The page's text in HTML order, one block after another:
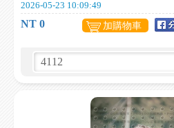
2026-05-23 10:09:49
NT 0 加購物車